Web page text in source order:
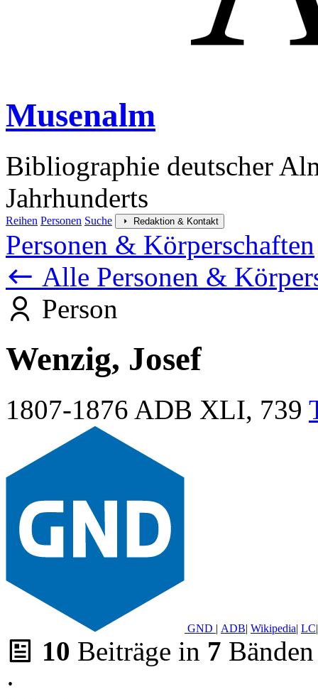
Musenalm
Bibliographie deutscher
Jahrhunderts
Reihen Personen Suche Redaktion & Kontakt
Personen & Körperschaften
Alle Personen &
Person
Wenzig, Josef
1807-1876 ADB XLI, 739
GND | ADB| Wikipedia| LC|
10 Beiträge in 7 Bänden
·